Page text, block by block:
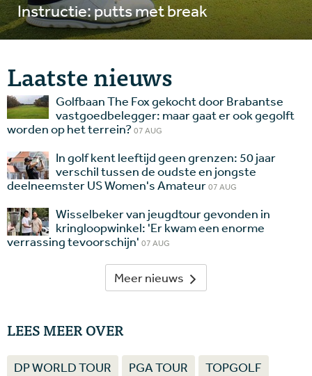
Instructie: putts met break
Laatste nieuws
Golfbaan The Fox gekocht door Brabantse
vastgoedbelegger: maar gaat er ook gegolft
worden op het terrein?07 AUG
In golf kent leeftijd geen grenzen: 50 jaar
verschil tussen de oudste en jongste
deelneemster US Women's Amateur07 AUG
Wisselbeker van jeugdtour gevonden in
kringloopwinkel: 'Er kwam een enorme
verrassing tevoorschijn' 07 AUG
Meer nieuws
LEES MEER OVER
DP WORLD TOUR PGA TOUR
TOPGOLF